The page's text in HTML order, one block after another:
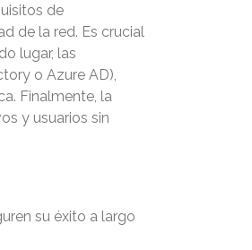
de
de la red. Es crucial
lugar, las
o Azure AD),
Finalmente, la
y usuarios sin
su éxito a largo